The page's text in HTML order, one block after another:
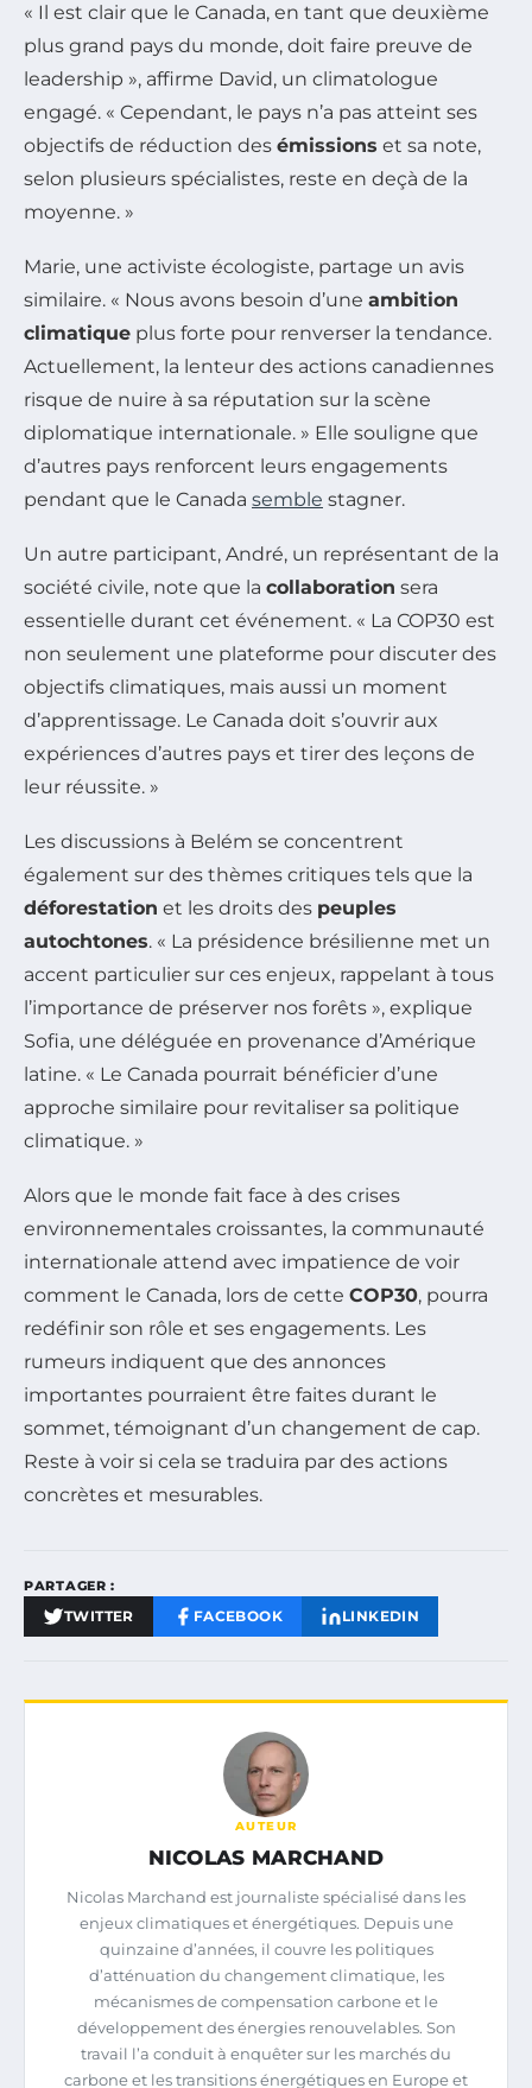
« Il est clair que le Canada, en tant que deuxième
plus grand pays du monde, doit faire preuve de
leadership », affirme David, un climatologue
engagé. « Cependant, le pays n’a pas atteint ses
objectifs de réduction des émissions et sa note,
selon plusieurs spécialistes, reste en deçà de la
moyenne. »
Marie, une activiste écologiste, partage un avis
similaire. « Nous avons besoin d’une ambition
climatique plus forte pour renverser la tendance.
Actuellement, la lenteur des actions canadiennes
risque de nuire à sa réputation sur la scène
diplomatique internationale. » Elle souligne que
d’autres pays renforcent leurs engagements
pendant que le Canada semble stagner.
Un autre participant, André, un représentant de la
société civile, note que la collaboration sera
essentielle durant cet événement. « La COP30 est
non seulement une plateforme pour discuter des
objectifs climatiques, mais aussi un moment
d’apprentissage. Le Canada doit s’ouvrir aux
expériences d’autres pays et tirer des leçons de
leur réussite. »
Les discussions à Belém se concentrent
également sur des thèmes critiques tels que la
déforestation et les droits des peuples
autochtones. « La présidence brésilienne met un
accent particulier sur ces enjeux, rappelant à tous
l’importance de préserver nos forêts », explique
Sofia, une déléguée en provenance d’Amérique
latine. « Le Canada pourrait bénéficier d’une
approche similaire pour revitaliser sa politique
climatique. »
Alors que le monde fait face à des crises
environnementales croissantes, la communauté
internationale attend avec impatience de voir
comment le Canada, lors de cette COP30, pourra
redéfinir son rôle et ses engagements. Les
rumeurs indiquent que des annonces
importantes pourraient être faites durant le
sommet, témoignant d’un changement de cap.
Reste à voir si cela se traduira par des actions
concrètes et mesurables.
PARTAGER :
TWITTER FACEBOOK LINKEDIN
AUTEUR
NICOLAS MARCHAND
Nicolas Marchand est journaliste spécialisé dans les
enjeux climatiques et énergétiques. Depuis une
quinzaine d’années, il couvre les politiques
d’atténuation du changement climatique, les
mécanismes de compensation carbone et le
développement des énergies renouvelables. Son
travail l’a conduit à enquêter sur les marchés du
carbone et les transitions énergétiques en Europe et